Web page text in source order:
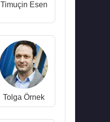
Timuçin Esen
Tolga Örnek